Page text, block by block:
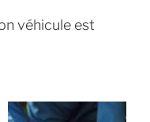
véhicule est